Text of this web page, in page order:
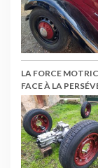
LA FORCE
FACE À LA